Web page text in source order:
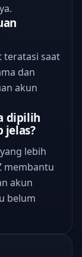
teratasi saat
dan
akun
dipilih
jelas?
lebih
membantu
akun
belum